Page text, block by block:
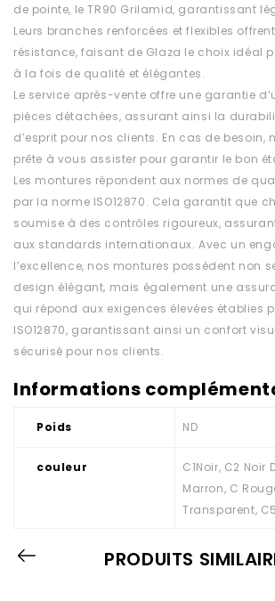
de pointe, le TR90 Grilamid, garantissant
Leurs branches renforcées et flexibles
résistance, faisant de Glaza le choix idéal
à la fois de qualité et élégantes.
Le service après-vente offre une garantie
pièces détachées, assurant ainsi la
d’esprit pour nos clients. En cas de besoin,
prête à vous assister pour garantir le bon
Les montures répondent aux normes de
par la norme ISO12870. Cela garantit que
soumise à des contrôles rigoureux,
aux standards internationaux. Avec un
l’excellence, nos montures possèdent non
design élégant, mais également une
qui répond aux exigences élevées établies
ISO12870, garantissant ainsi un confort
sécurisé pour nos clients.
Informations
Poids ND
couleur
C1Noir, C2 Noir
Marron, C
Transparent,
PRODUITS